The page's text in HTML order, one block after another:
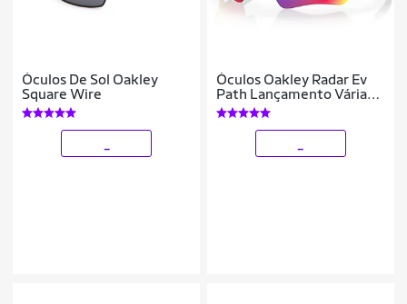
Óculos De Sol Oakley
Square Wire
Óculos Oakley Radar Ev
Path Lançamento Várias
Cores